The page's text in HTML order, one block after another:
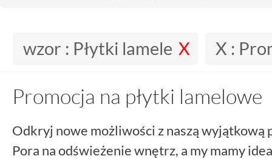
wzor : Płytki lamele X :
Promocja na płytki lamelowe
Odkryj nowe możliwości z naszą wyjątkową
Pora na odświeżenie wnętrz, a my mamy